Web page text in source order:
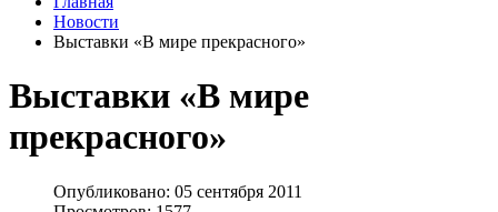
Новости
Выставки «В мире прекрасного»
Выставки «В мире
прекрасного»
Опубликовано: 05 сентября 2011